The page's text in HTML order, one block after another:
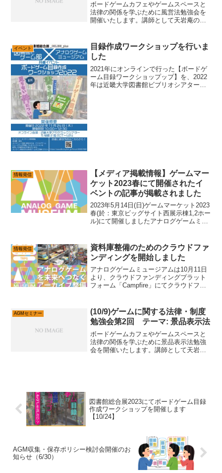
ボードゲームカフェやゲームスペースと
法律の関係を学ぶために風営法勉強会を
開催いたします。講師として天岩庵の天
19時～22時場所: 高田馬場ブリッジセン
ター参加費用...
イベント
目録作成ワークショップを行いま
した
2021年にオンラインで行った【ボードゲ
ーム目録ワークショップップ】を、2022
年は近畿大学図書館ビブリオシアターさ
情報発信
【メディア掲載情報】ゲームマー
ケット2023春にて開催されたイ
ベントの記事が掲載されました
2023年5月14日(日)ゲームマーケット2023
春(於：東京ビッグサイト西展示棟1,2ホー
ル)にて開催しましたアナログゲームミュ
ました。是非ご覧ください。4Gamer...
情報発信
資料庫整備のためのクラウドファ
ンディングを開始しました
アナログゲームミュージアムは10月11日
より、クラウドファンディングプラット
フォーム「Campfire」にてクラウドファ
グゲームの保存活動を充実させるための
重要な取...
AGMセミナー
(10/9)ゲームに関する法律・制度
勉強会第2回 テーマ: 景品表示法
ボードゲームカフェやゲームスペースと
法律の関係を学ぶために景品表示法勉強
会を開催いたします。講師として天岩庵
図書館総合展2023にてボードゲーム目録
作成ワークショップを開催します
【10/24】
AGM収集・保存ポリシー検討会開催のお
知らせ（6/30）